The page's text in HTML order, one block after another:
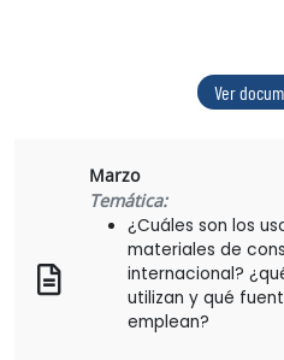
Ver
Marzo
Temática:
¿Cuáles son los
materiales de
internacional?
utilizan y qué
emplean?